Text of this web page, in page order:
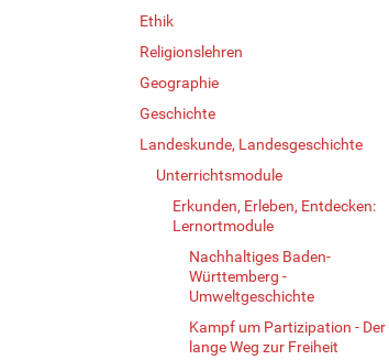
Ethik
Religionslehren
Geographie
Geschichte
Landeskunde, Landesgeschichte
Unterrichtsmodule
Erkunden, Erleben, Entdecken:
Lernortmodule
Nachhaltiges Baden-
Württemberg -
Umweltgeschichte
Kampf um Partizipation - Der
lange Weg zur Freiheit